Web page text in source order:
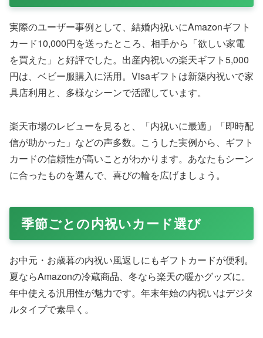
実際のユーザー事例として、結婚内祝いにAmazonギフト
カード10,000円を送ったところ、相手から「欲しい家電
を買えた」と好評でした。出産内祝いの楽天ギフト5,000
円は、ベビー服購入に活用。Visaギフトは新築内祝いで家
具店利用と、多様なシーンで活躍しています。
楽天市場のレビューを見ると、「内祝いに最適」「即時配
信が助かった」などの声多数。こうした実例から、ギフト
カードの信頼性が高いことがわかります。あなたもシーン
に合ったものを選んで、喜びの輪を広げましょう。
季節ごとの内祝いカード選び
お中元・お歳暮の内祝い風返しにもギフトカードが便利。
夏ならAmazonの冷蔵商品、冬なら楽天の暖かグッズに。
年中使える汎用性が魅力です。年末年始の内祝いはデジタ
ルタイプで素早く。